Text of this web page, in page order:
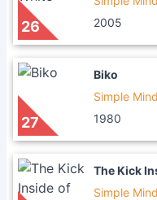
26
2005
27
Biko
Simple
1980
The Kick
Simple